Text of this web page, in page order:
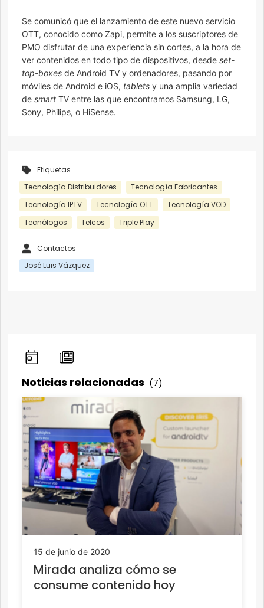
Se comunicó que el lanzamiento de este nuevo servicio
OTT, conocido como Zapi, permite a los suscriptores de
PMO disfrutar de una experiencia sin cortes, a la hora de
ver contenidos en todo tipo de dispositivos, desde set-
top-boxes de Android TV y ordenadores, pasando por
móviles de Android e iOS, tablets y una amplia variedad
de smart TV entre las que encontramos Samsung, LG,
Sony, Philips, o HiSense.
Etiquetas
Tecnología Distribuidores
Tecnología Fabricantes
Tecnología IPTV
Tecnología OTT
Tecnología VOD
Tecnólogos
Telcos Triple Play
Contactos
José Luis Vázquez
Noticias relacionadas (7)
15 de junio de 2020
Mirada analiza cómo se
consume contenido hoy